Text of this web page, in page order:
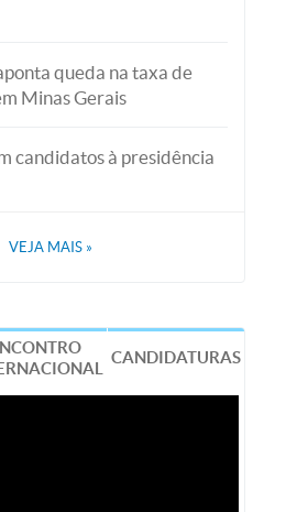
queda na taxa de
Minas Gerais
candidatos à presidência
VEJA MAIS »
CANDIDATURAS